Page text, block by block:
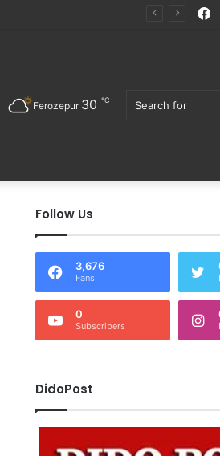
Ferozepur 30 ℃
Follow Us
3,676
Fans
0
Subscribers
DidoPost